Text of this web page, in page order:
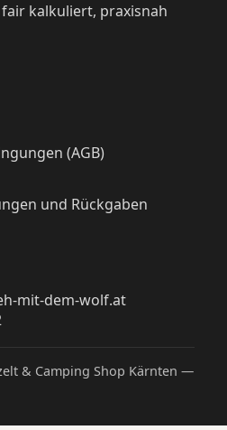
kalkuliert, praxisnah
(AGB)
und Rückgaben
mit-dem-wolf.at
& Camping Shop Kärnten —